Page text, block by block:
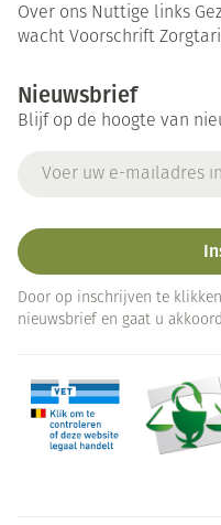
Over ons Nuttige links
wacht Voorschrift
Nieuwsbrief
Blijf op de hoogte van
Door op inschrijven te
nieuwsbrief en gaat u